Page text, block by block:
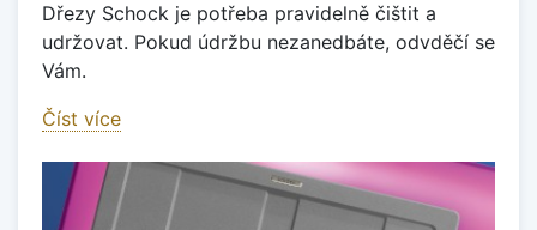
Dřezy Schock je potřeba pravidelně čištit a
udržovat. Pokud údržbu nezanedbáte, odvděčí se
Vám.
Číst více